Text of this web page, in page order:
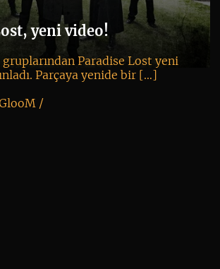
yeni video!
Paradise Lost yeni
Parçaya yenide bir […]
/